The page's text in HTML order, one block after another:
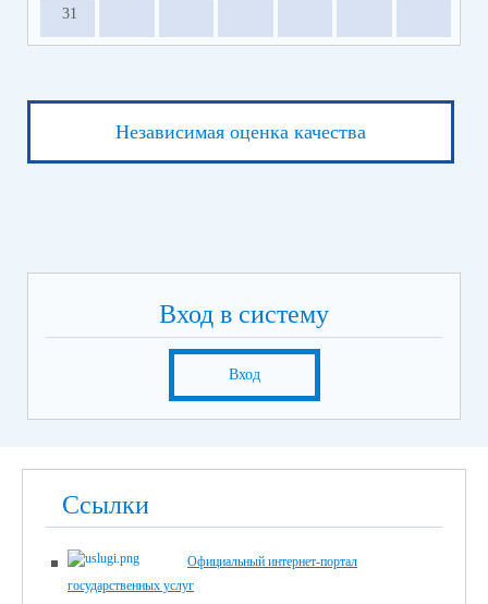
31
Независимая оценка качества
Вход в систему
Вход
Ссылки
Официальный интернет-портал
государственных услуг